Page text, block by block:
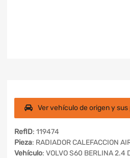
Ver vehículo de origen y sus
RefID: 119474
Pieza: RADIADOR CALEFACCION
Vehículo: VOLVO S60 BERLINA 2.4